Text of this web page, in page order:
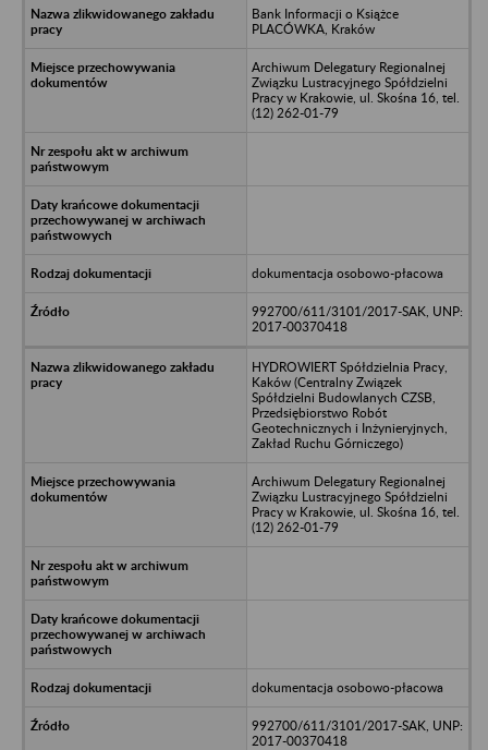
Bank Informacji o Książce
PLACÓWKA, Kraków
Archiwum Delegatury Regionalnej
Związku Lustracyjnego Spółdzielni
Pracy w Krakowie, ul. Skośna 16, tel.
(12) 262-01-79
dokumentacja osobowo-płacowa
992700/611/3101/2017-SAK, UNP:
2017-00370418
HYDROWIERT Spółdzielnia Pracy,
Kaków (Centralny Związek
Spółdzielni Budowlanych CZSB,
Przedsiębiorstwo Robót
Geotechnicznych i Inżynieryjnych,
Zakład Ruchu Górniczego)
Archiwum Delegatury Regionalnej
Związku Lustracyjnego Spółdzielni
Pracy w Krakowie, ul. Skośna 16, tel.
(12) 262-01-79
dokumentacja osobowo-płacowa
992700/611/3101/2017-SAK, UNP:
2017-00370418